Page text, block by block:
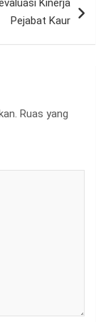
Kinerja
Pejabat Kaur
Ruas yang